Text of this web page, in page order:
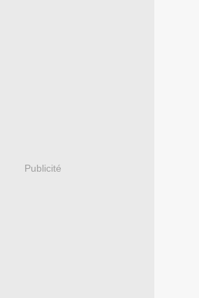
Publicité